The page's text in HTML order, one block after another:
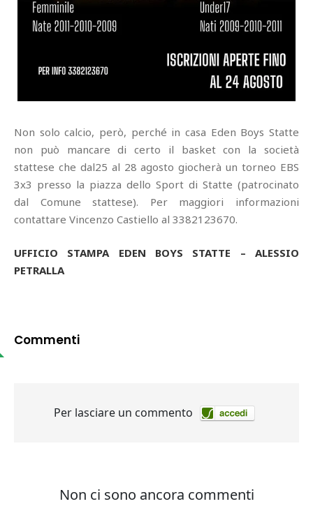
Non solo calcio, però, perché in casa Eden Boys Statte
non può mancare di certo il basket con la società
stattese che dal25 al 28 agosto giocherà un torneo EBS
3x3 presso la piazza dello Sport di Statte (patrocinato
dal Comune stattese). Per maggiori informazioni
contattare Vincenzo Castiello al 3382123670.
UFFICIO STAMPA EDEN BOYS STATTE – ALESSIO
PETRALLA
Commenti